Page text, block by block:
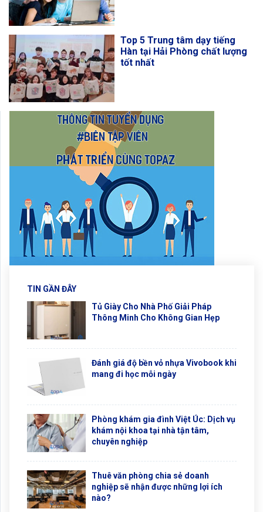
Top 5 Trung tâm dạy tiếng
Hàn tại Hải Phòng chất lượng
tốt nhất
TIN GẦN ĐÂY
Tủ Giày Cho Nhà Phố Giải Pháp
Thông Minh Cho Không Gian Hẹp
Đánh giá độ bền vỏ nhựa Vivobook khi
mang đi học mỗi ngày
Phòng khám gia đình Việt Úc: Dịch vụ
khám nội khoa tại nhà tận tâm,
chuyên nghiệp
Thuê văn phòng chia sẻ doanh
nghiệp sẽ nhận được những lợi ích
nào?